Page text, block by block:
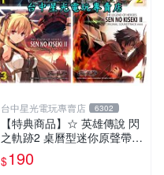
台中星光電玩專賣店 6302
【特典商品】☆ 英雄傳說 閃
之軌跡2 桌曆型迷你原聲帶 C
D ☆全新品【現貨供應 可挑
款】台中星光電玩
$190